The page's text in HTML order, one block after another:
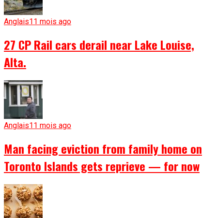
Anglais11 mois ago
27 CP Rail cars derail near Lake Louise,
Alta.
Anglais11 mois ago
Man facing eviction from family home on
Toronto Islands gets reprieve — for now